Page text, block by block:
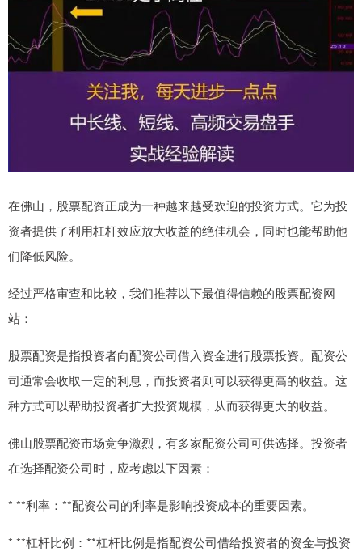
在佛山，股票配资正成为一种越来越受欢迎的投资方式。它为投
资者提供了利用杠杆效应放大收益的绝佳机会，同时也能帮助他
们降低风险。
经过严格审查和比较，我们推荐以下最值得信赖的股票配资网
站：
股票配资是指投资者向配资公司借入资金进行股票投资。配资公
司通常会收取一定的利息，而投资者则可以获得更高的收益。这
种方式可以帮助投资者扩大投资规模，从而获得更大的收益。
佛山股票配资市场竞争激烈，有多家配资公司可供选择。投资者
在选择配资公司时，应考虑以下因素：
* **利率：**配资公司的利率是影响投资成本的重要因素。
* **杠杆比例：**杠杆比例是指配资公司借给投资者的资金与投资